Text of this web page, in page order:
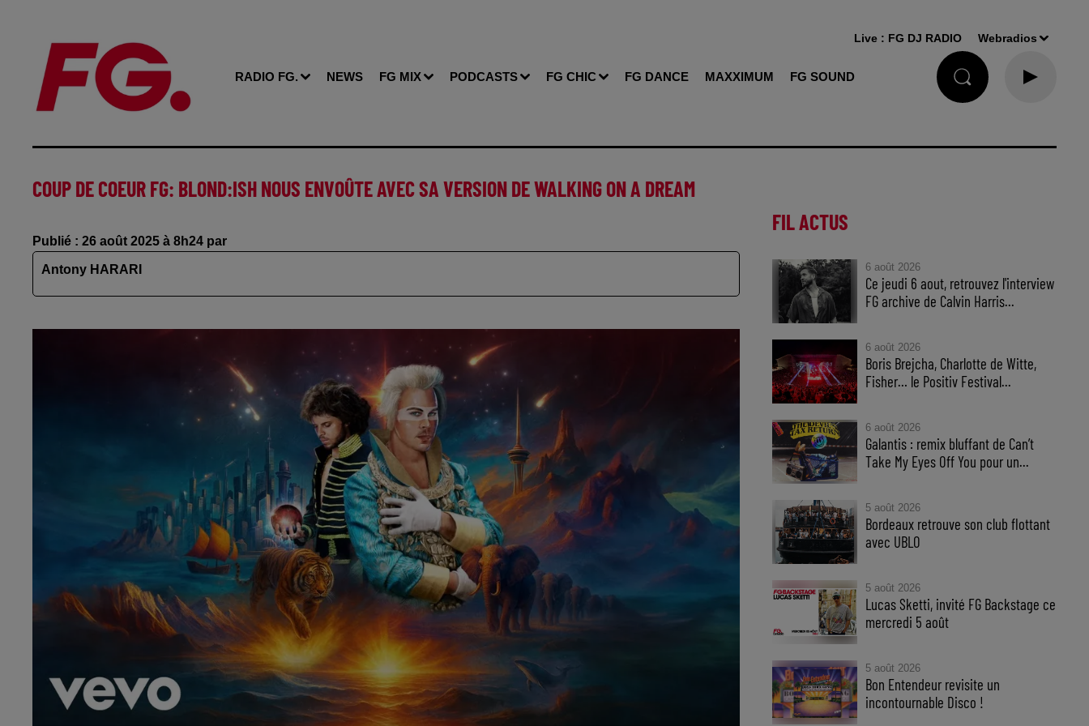
RADIO FG. NEWS FG MIX PODCASTS FG CHIC FG DANCE MAXXIMUM FG SOUND
Live : FG DJ RADIO Webradios
COUP DE COEUR FG: BLOND:ISH NOUS ENVOÛTE AVEC SA VERSION DE WALKING ON A DREAM
Publié : 26 août 2025 à 8h24 par
Antony HARARI
FIL ACTUS
6 août 2026
Ce jeudi 6 aout, retrouvez l'interview
FG archive de Calvin Harris...
6 août 2026
Boris Brejcha, Charlotte de Witte,
Fisher… le Positiv Festival...
6 août 2026
Galantis : remix bluffant de Can’t
Take My Eyes Off You pour un...
5 août 2026
Bordeaux retrouve son club flottant
avec UBLO
5 août 2026
Lucas Sketti, invité FG Backstage ce
mercredi 5 août
5 août 2026
Bon Entendeur revisite un
incontournable Disco !